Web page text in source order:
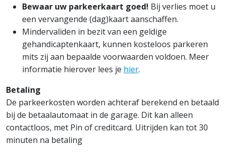
Bewaar uw parkeerkaart goed! Bij verlies moet u
een vervangende (dag)kaart aanschaffen.
Mindervaliden in bezit van een geldige
gehandicaptenkaart, kunnen kosteloos parkeren
mits zij aan bepaalde voorwaarden voldoen. Meer
informatie hierover lees je hier.
Betaling
De parkeerkosten worden achteraf berekend en betaald
bij de betaalautomaat in de garage. Dit kan alleen
contactloos, met Pin of creditcard. Uitrijden kan tot 30
minuten na betaling